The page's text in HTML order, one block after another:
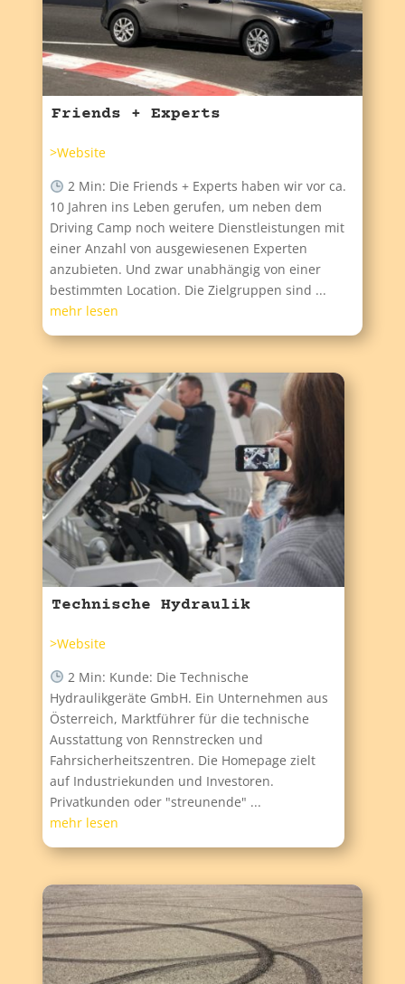
Friends + Experts
>Website
2 Min: Die Friends + Experts haben wir vor ca.
10 Jahren ins Leben gerufen, um neben dem
Driving Camp noch weitere Dienstleistungen mit
einer Anzahl von ausgewiesenen Experten
anzubieten. Und zwar unabhängig von einer
bestimmten Location. Die Zielgruppen sind ...
mehr lesen
Technische Hydraulik
>Website
2 Min: Kunde: Die Technische
Hydraulikgeräte GmbH. Ein Unternehmen aus
Österreich, Marktführer für die technische
Ausstattung von Rennstrecken und
Fahrsicherheitszentren. Die Homepage zielt
auf Industriekunden und Investoren.
Privatkunden oder "streunende" ...
mehr lesen